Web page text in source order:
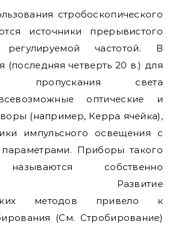
стробоскопического
источники прерывистого
частотой. В
(последняя четверть 20 в.) для
пропускания света
оптические и
(например, Керра ячейка),
импульсного освещения с
Приборы такого
собственно
Развитие
методов привело к
(См. Стробирование)